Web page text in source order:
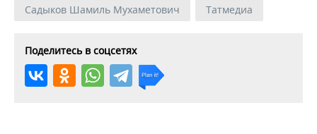
Садыков Шамиль Мухаметович
Татмедиа
Поделитесь в соцсетях